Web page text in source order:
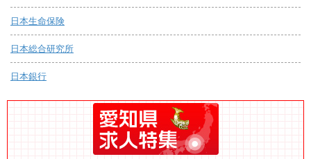
日本生命保険
日本総合研究所
日本銀行